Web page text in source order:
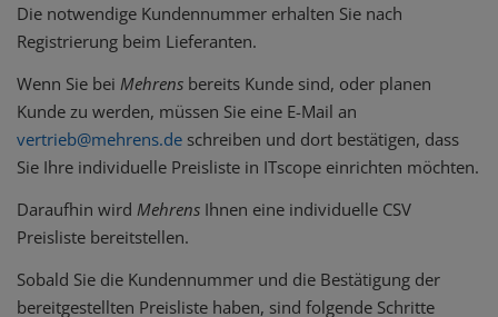
Die notwendige Kundennummer erhalten Sie nach
Registrierung beim Lieferanten.
Wenn Sie bei Mehrens bereits Kunde sind, oder planen
Kunde zu werden, müssen Sie eine E-Mail an
vertrieb@mehrens.de schreiben und dort bestätigen, dass
Sie Ihre individuelle Preisliste in ITscope einrichten möchten.
Daraufhin wird Mehrens Ihnen eine individuelle CSV
Preisliste bereitstellen.
Sobald Sie die Kundennummer und die Bestätigung der
bereitgestellten Preisliste haben, sind folgende Schritte